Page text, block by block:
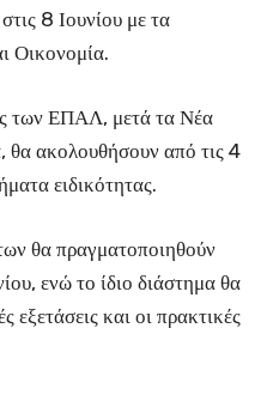
8 Ιουνίου με τα
Οικονομία.
των ΕΠΑΛ, μετά τα Νέα
θα ακολουθήσουν από τις 4
ειδικότητας.
θα πραγματοποιηθούν
ενώ το ίδιο διάστημα θα
εξετάσεις και οι πρακτικές